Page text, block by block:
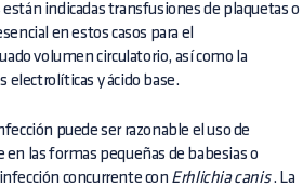
indicadas transfusiones de plaquetas o
en estos casos para el
volumen circulatorio, así como la
electrolíticas y ácido base.
puede ser razonable el uso de
las formas pequeñas de babesias o
concurrente con Erhlichia canis. La